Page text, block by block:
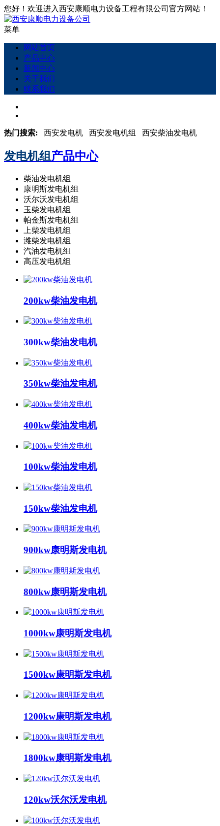
您好！欢迎进入西安康顺电力设备工程有限公司官方网站！
菜单
网站首页
产品中心
新闻中心
关于我们
联系我们
热门搜索: 西安发电机 西安发电机组 西安柴油发电机
发电机组 产品中心
柴油发电机组
康明斯发电机组
沃尔沃发电机组
玉柴发电机组
帕金斯发电机组
上柴发电机组
潍柴发电机组
汽油发电机组
高压发电机组
200kw柴油发电机
300kw柴油发电机
350kw柴油发电机
400kw柴油发电机
100kw柴油发电机
150kw柴油发电机
900kw康明斯发电机
800kw康明斯发电机
1000kw康明斯发电机
1500kw康明斯发电机
1200kw康明斯发电机
1800kw康明斯发电机
120kw沃尔沃发电机